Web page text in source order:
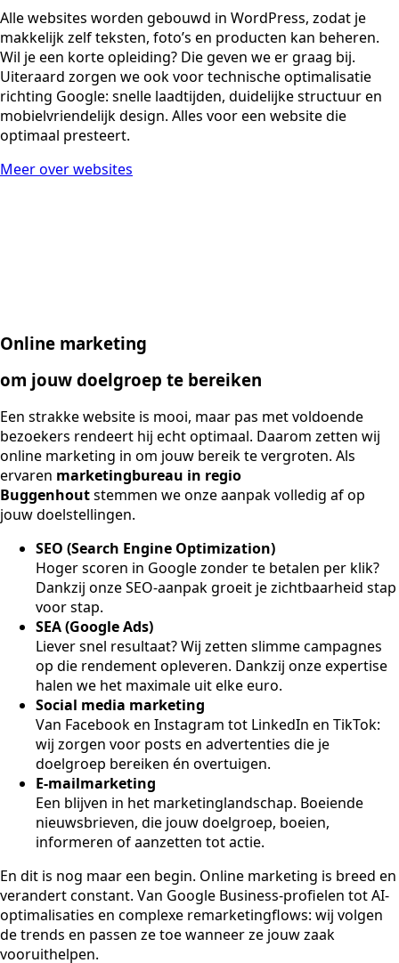
Alle websites worden gebouwd in WordPress, zodat je
makkelijk zelf teksten, foto’s en producten kan beheren.
Wil je een korte opleiding? Die geven we er graag bij.
Uiteraard zorgen we ook voor technische optimalisatie
richting Google: snelle laadtijden, duidelijke structuur en
mobielvriendelijk design. Alles voor een website die
optimaal presteert.
Meer over websites
Online marketing
om jouw doelgroep te bereiken
Een strakke website is mooi, maar pas met voldoende
bezoekers rendeert hij echt optimaal. Daarom zetten wij
online marketing in om jouw bereik te vergroten. Als
ervaren marketingbureau in regio
Buggenhoutstemmen we onze aanpak volledig af op
jouw doelstellingen.
SEO (Search Engine Optimization)
Hoger scoren in Google zonder te betalen per klik?
Dankzij onze SEO-aanpak groeit je zichtbaarheid stap
voor stap.
SEA (Google Ads)
Liever snel resultaat? Wij zetten slimme campagnes
op die rendement opleveren. Dankzij onze expertise
halen we het maximale uit elke euro.
Social media marketing
Van Facebook en Instagram tot LinkedIn en TikTok:
wij zorgen voor posts en advertenties die je
doelgroep bereiken én overtuigen.
E-mailmarketing
Een blijven in het marketinglandschap. Boeiende
nieuwsbrieven, die jouw doelgroep, boeien,
informeren of aanzetten tot actie.
En dit is nog maar een begin. Online marketing is breed en
verandert constant. Van Google Business-profielen tot AI-
optimalisaties en complexe remarketingflows: wij volgen
de trends en passen ze toe wanneer ze jouw zaak
vooruithelpen.